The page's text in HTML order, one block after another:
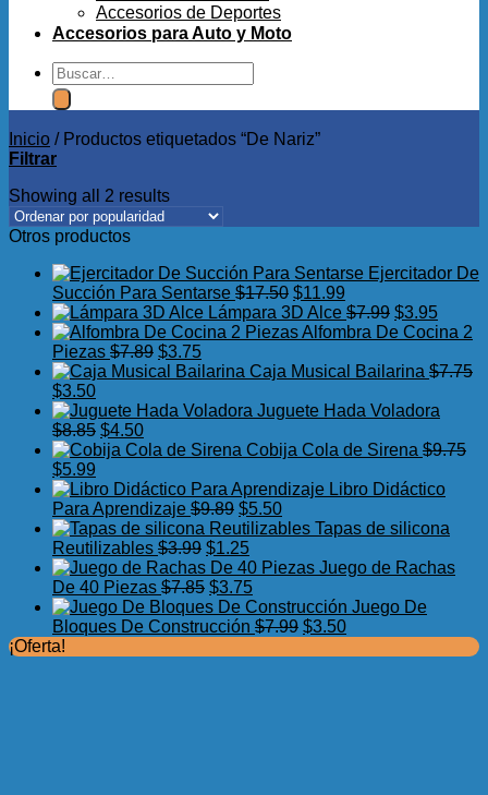
Accesorios de Deportes
Accesorios para Auto y Moto
Buscar
por:
Inicio /Productos etiquetados “De Nariz”
Filtrar
Showing all 2 results
Otros productos
Ejercitador De
Succión Para Sentarse $17.50 El
precio
original
$17.50.
$11.99
precio
actual
$11.99.
Lámpara 3D Alce $7.99 El
precio
era:
$3.95El
precio
es:
Alfombra De Cocina 2
Piezas $7.89 El
precio
era:
$3.75El
precio
es:
Caja Musical Bailarina $7.75
El
precio
original
era:
$7.75.
$3.50El
precio
actual
es:
Juguete Hada Voladora
$8.85 El
precio
era:
$8.85.
$4.50El
precio
es:
$4.50.
Cobija Cola de Sirena $9.75
El
precio
original
era:
$9.75.
$5.99
precio
actual
es:
$5.99.
Libro Didáctico
Para Aprendizaje $9.89 El
precio
original
era:
$9.89.
$5.50El
precio
es:
Tapas de silicona
Reutilizables $3.99 El
precio
original
era:
$3.99.
$1.25El
precio
actual
es:
$1.25.
Juego de Rachas
De 40 Piezas $7.85 El
precio
original
$3.75El
precio
actual
Juego De
Bloques De Construcción $7.99 El
$3.50El
¡Oferta!